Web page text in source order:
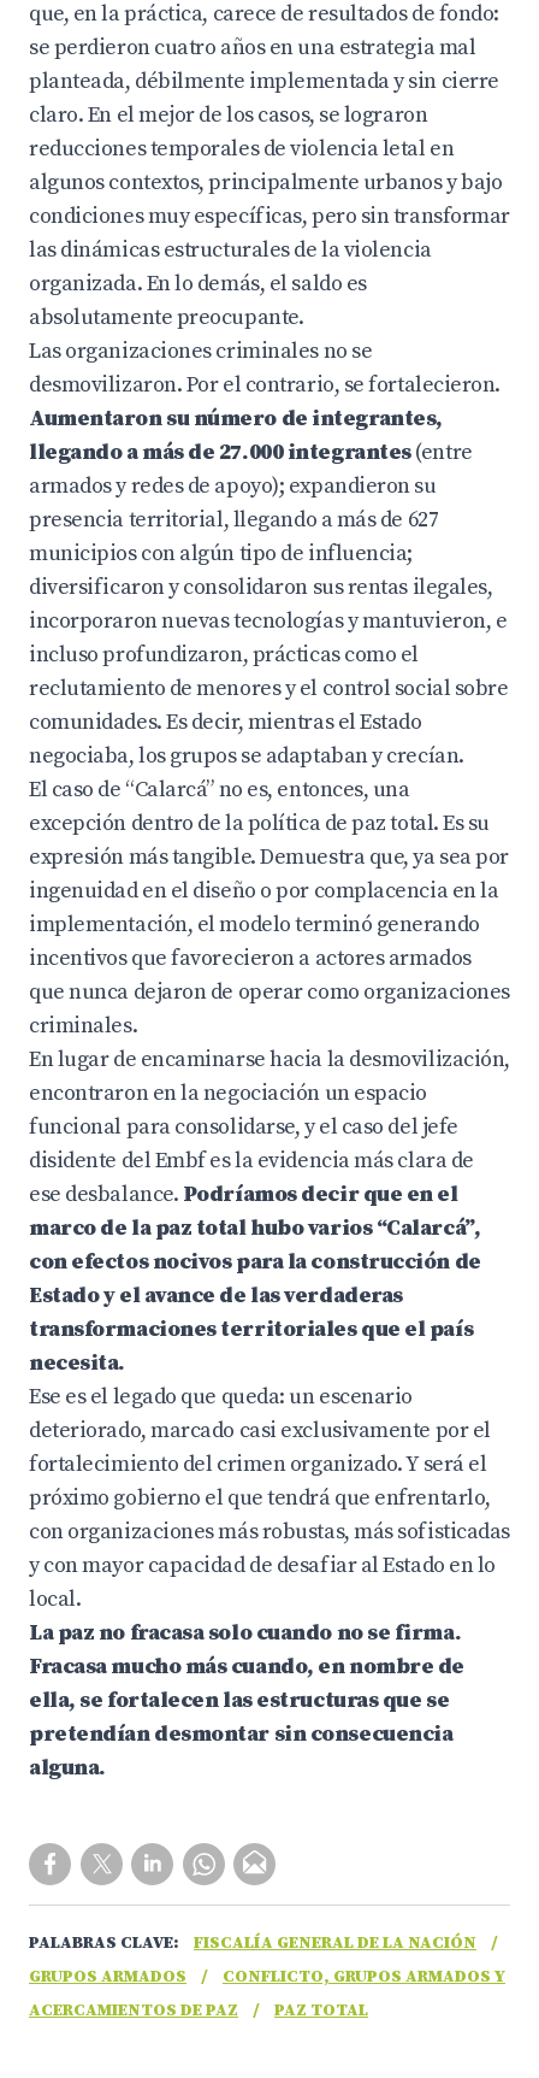
que, en la práctica, carece de resultados de fondo:
se perdieron cuatro años en una estrategia mal
planteada, débilmente implementada y sin cierre
claro. En el mejor de los casos, se lograron
reducciones temporales de violencia letal en
algunos contextos, principalmente urbanos y bajo
condiciones muy específicas, pero sin transformar
las dinámicas estructurales de la violencia
organizada. En lo demás, el saldo es
absolutamente preocupante.
Las organizaciones criminales no se
desmovilizaron. Por el contrario, se fortalecieron.
Aumentaron su número de integrantes,
llegando a más de 27.000 integrantes(entre
armados y redes de apoyo); expandieron su
presencia territorial, llegando a más de 627
municipios con algún tipo de influencia;
diversificaron y consolidaron sus rentas ilegales,
incorporaron nuevas tecnologías y mantuvieron, e
incluso profundizaron, prácticas como el
reclutamiento de menores y el control social sobre
comunidades. Es decir, mientras el Estado
negociaba, los grupos se adaptaban y crecían.
El caso de “Calarcá” no es, entonces, una
excepción dentro de la política de paz total. Es su
expresión más tangible. Demuestra que, ya sea por
ingenuidad en el diseño o por complacencia en la
implementación, el modelo terminó generando
incentivos que favorecieron a actores armados
que nunca dejaron de operar como organizaciones
criminales.
En lugar de encaminarse hacia la desmovilización,
encontraron en la negociación un espacio
funcional para consolidarse, y el caso del jefe
disidente del Embf es la evidencia más clara de
ese desbalance. Podríamos decir que en el
marco de la paz total hubo varios “Calarcá”,
con efectos nocivos para la construcción de
Estado y el avance de las verdaderas
transformaciones territoriales que el país
necesita.
Ese es el legado que queda: un escenario
deteriorado, marcado casi exclusivamente por el
fortalecimiento del crimen organizado. Y será el
próximo gobierno el que tendrá que enfrentarlo,
con organizaciones más robustas, más sofisticadas
y con mayor capacidad de desafiar al Estado en lo
local.
La paz no fracasa solo cuando no se firma.
Fracasa mucho más cuando, en nombre de
ella, se fortalecen las estructuras que se
pretendían desmontar sin consecuencia
alguna.
PALABRAS CLAVE: FISCALÍA GENERAL DE LA NACIÓN
/
GRUPOS ARMADOS
/
CONFLICTO, GRUPOS ARMADOS Y
ACERCAMIENTOS DE PAZ
/ PAZ TOTAL